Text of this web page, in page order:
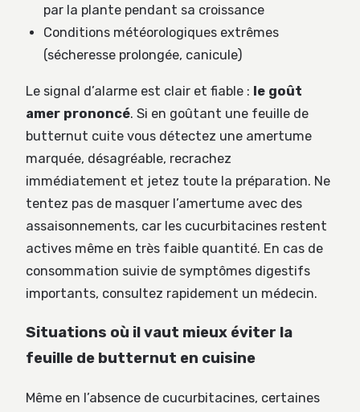
par la plante pendant sa croissance
Conditions météorologiques extrêmes
(sécheresse prolongée, canicule)
Le signal d’alarme est clair et fiable : le goût
amer prononcé. Si en goûtant une feuille de
butternut cuite vous détectez une amertume
marquée, désagréable, recrachez
immédiatement et jetez toute la préparation. Ne
tentez pas de masquer l’amertume avec des
assaisonnements, car les cucurbitacines restent
actives même en très faible quantité. En cas de
consommation suivie de symptômes digestifs
importants, consultez rapidement un médecin.
Situations où il vaut mieux éviter la
feuille de butternut en cuisine
Même en l’absence de cucurbitacines, certaines